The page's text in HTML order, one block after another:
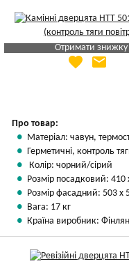
Отримати знижку
Яка Ваша ціна
favorite email
Про товар:
Матеріал: чавун,
Герметичні, контроль
Колір: чорний/сірий
Розмір посадковий:
Розмір фасадний: 503 х
Вага: 17 кг
Країна виробник: